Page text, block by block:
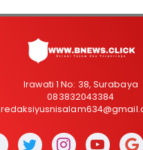
Irawati 1 No: 38, Surabaya
083832043384